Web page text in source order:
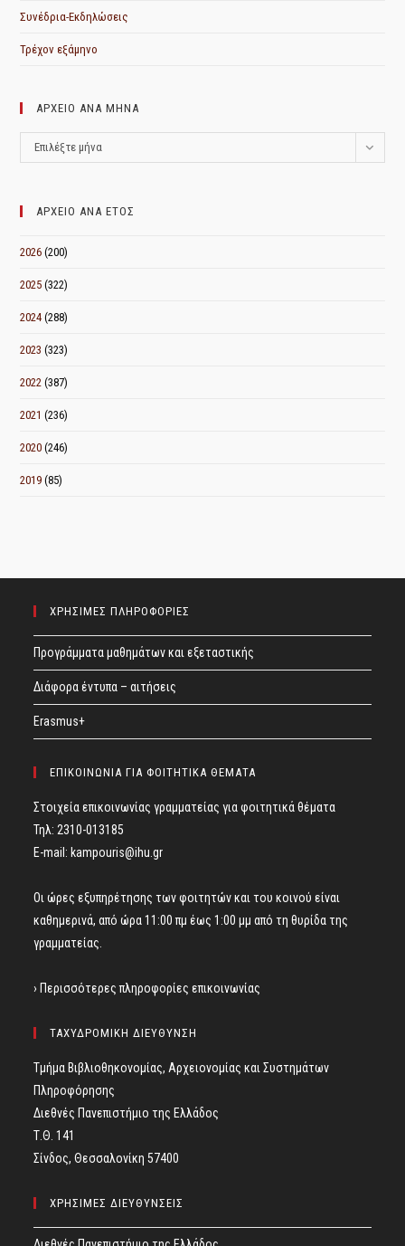
Συνέδρια-Εκδηλώσεις
Τρέχον εξάμηνο
ΑΡΧΕΙΟ ΑΝΑ ΜΗΝΑ
ΑΡΧΕΙΟ
ΑΝΑ
Επιλέξτε μήνα
ΑΡΧΕΙΟ ΑΝΑ ΕΤΟΣ
2026 (200)
2025 (322)
2024 (288)
2023 (323)
2022 (387)
2021 (236)
2020 (246)
2019 (85)
ΧΡΗΣΙΜΕΣ ΠΛΗΡΟΦΟΡΙΕΣ
Προγράμματα μαθημάτων και εξεταστικής
Διάφορα έντυπα – αιτήσεις
Erasmus+
ΕΠΙΚΟΙΝΩΝΙΑ ΓΙΑ ΦΟΙΤΗΤΙΚΑ ΘΕΜΑΤΑ
Στοιχεία επικοινωνίας γραμματείας για φοιτητικά θέματα
Τηλ: 2310-013185
E-mail: kampouris@ihu.gr
Οι ώρες εξυπηρέτησης των φοιτητών και του κοινού είναι
καθημερινά, από ώρα 11:00 πμ έως 1:00 μμ από τη θυρίδα της
γραμματείας.
› Περισσότερες πληροφορίες επικοινωνίας
ΤΑΧΥΔΡΟΜΙΚΗ ΔΙΕΥΘΥΝΣΗ
Τμήμα Βιβλιοθηκονομίας, Αρχειονομίας και Συστημάτων
Πληροφόρησης
Διεθνές Πανεπιστήμιο της Ελλάδος
Τ.Θ. 141
Σίνδος, Θεσσαλονίκη 57400
ΧΡΗΣΙΜΕΣ ΔΙΕΥΘΥΝΣΕΙΣ